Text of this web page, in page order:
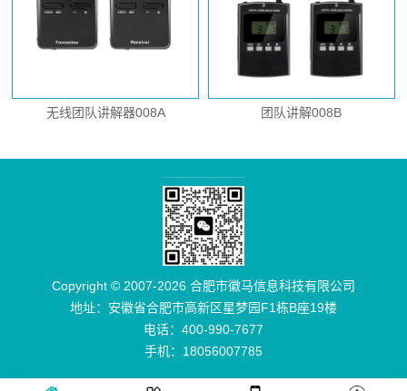
无线团队讲解器008A 团队讲解008B
Copyright © 2007-2026 合肥市徽马信息科技有限公司
地址：安徽省合肥市高新区星梦园F1栋B座19楼
电话：400-990-7677
手机：18056007785